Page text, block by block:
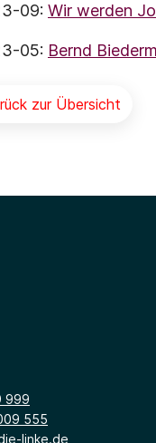
09: Wir werden
05: Bernd
zur Übersicht
999
555
linke.de